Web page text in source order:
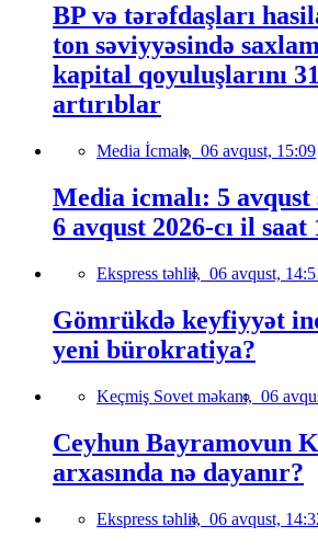
BP və tərəfdaşları
ton səviyyəsində
kapital qoyuluşlarını
artırıblar
Media İcmalı, 06 avqust, 15:09
Media icmalı: 5 avqust
6 avqust 2026-cı il saat
Ekspress təhlil, 06 avqust,
Gömrükdə keyfiyyət
yeni bürokratiya?
Keçmiş Sovet məkanı, 06
Ceyhun Bayramovun
arxasında nə dayanır?
Ekspress təhlil, 06 avqust,